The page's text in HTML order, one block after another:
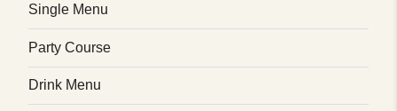
Single Menu
Party Course
Drink Menu